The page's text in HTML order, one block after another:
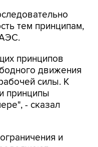
тем принципам,
принципов
движения
силы. К
принципы
- сказал
и